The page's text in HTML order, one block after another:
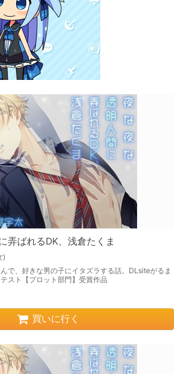
弄ばれるDK、浅倉たくま
)
で、好きな男の子にイタズラする話。DLsiteがるま
スト【プロット部門】受賞作品
買いに行く